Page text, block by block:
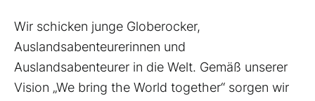
Wir schicken junge Globerocker,
Auslandsabenteurerinnen und
Auslandsabenteurer in die Welt. Gemäß unserer
Vision „We bring the World together“ sorgen wir